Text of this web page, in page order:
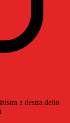
a destra dello